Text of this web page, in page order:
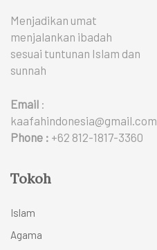
Menjadikan umat
menjalankan ibadah
sesuai tuntunan Islam dan
sunnah
Email :
kaafahindonesia@gmail.com
Phone : +62 812-1817-3360
Tokoh
Islam
Agama